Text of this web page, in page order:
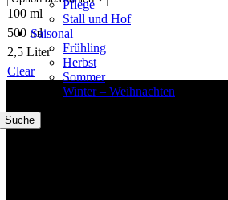
Pflege
Stall und Hof
Saisonal
Frühling
Herbst
Sommer
Winter – Weihnachten
Suche
100 ml
500 ml
2,5 Liter
Clear
Willkommen im Tier-Trend24